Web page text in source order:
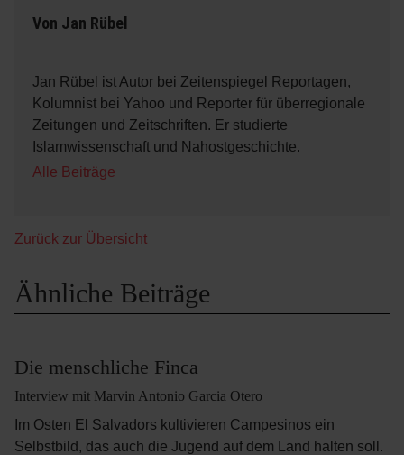
Von Jan Rübel
Jan Rübel ist Autor bei Zeitenspiegel Reportagen,
Kolumnist bei Yahoo und Reporter für überregionale
Zeitungen und Zeitschriften. Er studierte
Islamwissenschaft und Nahostgeschichte.
Alle Beiträge
Zurück zur Übersicht
Ähnliche Beiträge
Die menschliche Finca
Interview mit Marvin Antonio Garcia Otero
Im Osten El Salvadors kultivieren Campesinos ein
Selbstbild, das auch die Jugend auf dem Land halten soll.